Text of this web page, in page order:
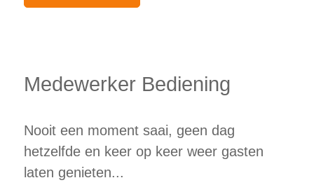
Medewerker Bediening
Nooit een moment saai, geen dag
hetzelfde en keer op keer weer gasten
laten genieten...